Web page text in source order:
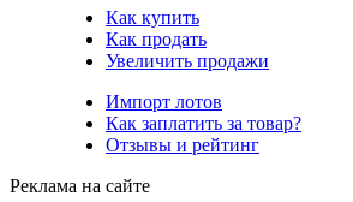
Как купить
Как продать
Увеличить продажи
Импорт лотов
Как заплатить за товар?
Отзывы и рейтинг
Реклама на сайте